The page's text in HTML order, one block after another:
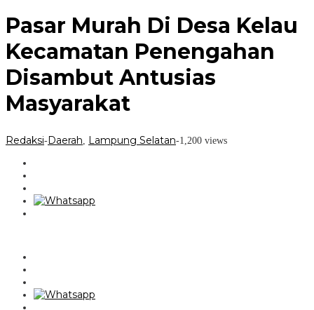
Pasar Murah Di Desa Kelau
Kecamatan Penengahan
Disambut Antusias
Masyarakat
Redaksi-Daerah Lampung Selatan-1,200 views